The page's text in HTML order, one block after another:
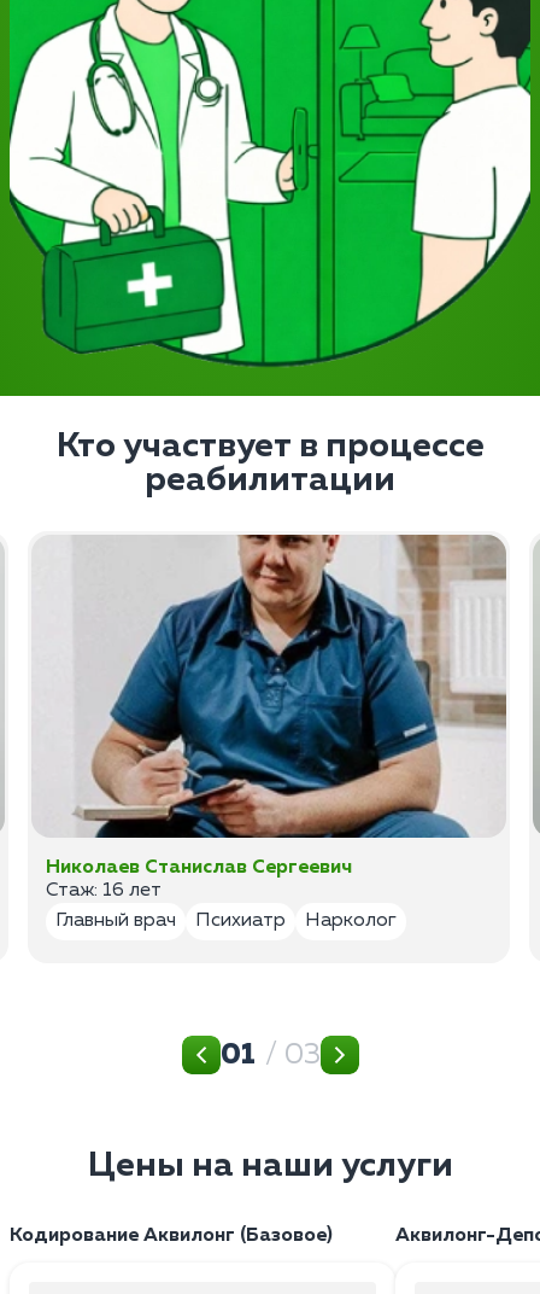
Кто участвует в процессе
реабилитации
Николаев Станислав Сергеевич
Стаж: 16 лет
Главный врач
Психиатр Нарколог
01 / 03
Цены на наши услуги
Кодирование Аквилонг (Базовое) Аквилонг-